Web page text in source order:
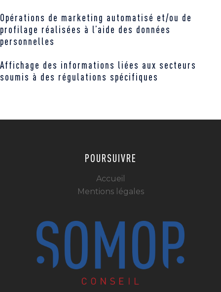
Opérations de marketing automatisé et/ou de
profilage réalisées à l’aide des données
personnelles
Affichage des informations liées aux secteurs
soumis à des régulations spécifiques
POURSUIVRE
Accueil
Mentions légales